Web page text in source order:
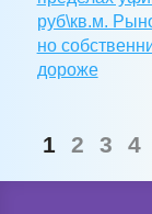
руб\кв.м.
но
дороже
1 2 3 4